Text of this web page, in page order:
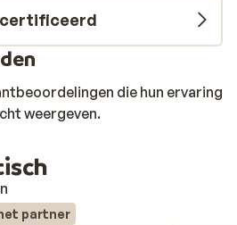
die hun ervaring
weergeven.
partner